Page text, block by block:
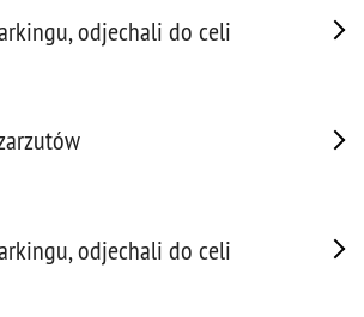
odjechali do celi
odjechali do celi